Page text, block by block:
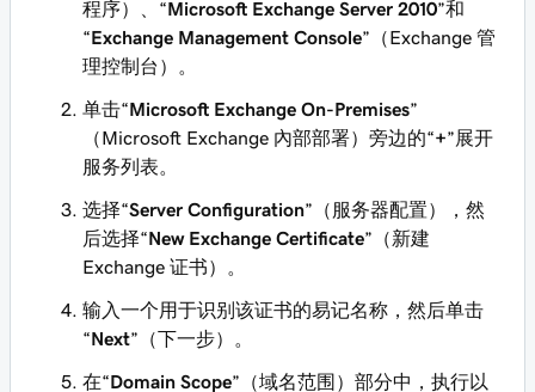
程序）、“Microsoft Exchange Server 2010”和
“Exchange Management Console”（Exchange 管
理控制台）。
单击“Microsoft Exchange On-Premises”
（Microsoft Exchange 內部部署）旁边的“+”展开
服务列表。
选择“Server Configuration”（服务器配置），然
后选择“New Exchange Certificate”（新建
Exchange 证书）。
输入一个用于识别该证书的易记名称，然后单击
“Next”（下一步）。
在“Domain Scope”（域名范围）部分中，执行以